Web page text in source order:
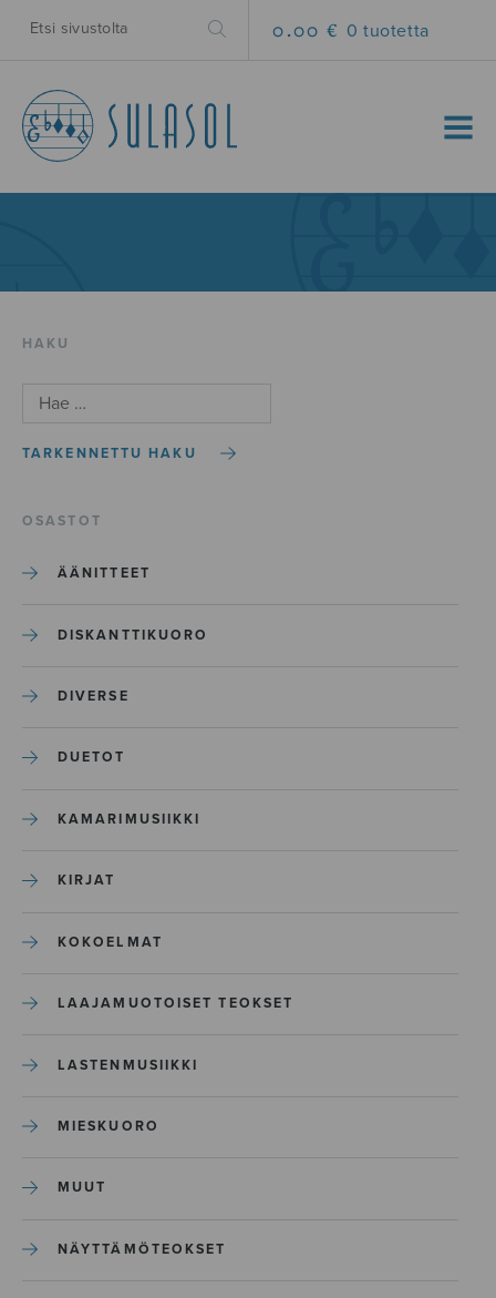
0.00 € 0 tuotetta
MENU
HAKU
TARKENNETTU HAKU
OSASTOT
ÄÄNITTEET
DISKANTTIKUORO
DIVERSE
DUETOT
KAMARIMUSIIKKI
KIRJAT
KOKOELMAT
LAAJAMUOTOISET TEOKSET
LASTENMUSIIKKI
MIESKUORO
MUUT
NÄYTTÄMÖTEOKSET